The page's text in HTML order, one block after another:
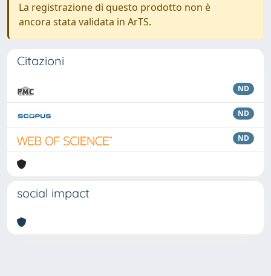
La registrazione di questo prodotto non è
ancora stata validata in ArTS.
Citazioni
ND
ND
ND
social impact